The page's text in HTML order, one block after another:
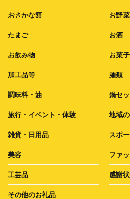
おさかな類 お野
たまご お酒
お飲み物 お菓
加工品等 麺類
調味料・油 鍋セ
旅行・イベント・体験 地域
雑貨・日用品 スポ
美容 ファ
工芸品 感謝
その他のお礼品